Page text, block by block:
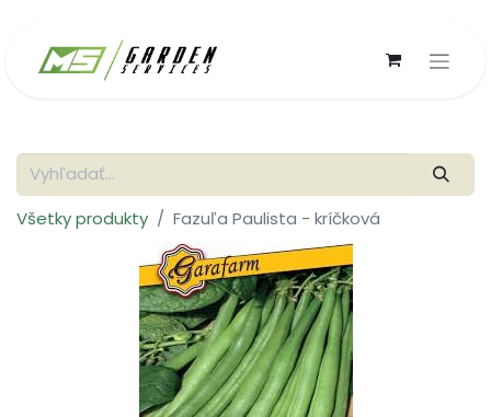
Všetky produkty Fazuľa Paulista - kríčková